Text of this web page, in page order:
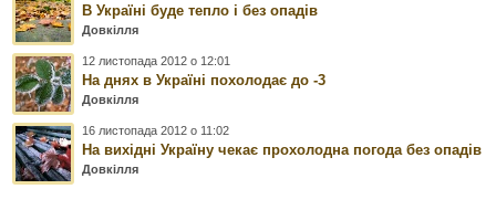
В Україні буде тепло і без опадів
Довкілля
12 листопада 2012 о 12:01
На днях в Україні похолодає до -3
Довкілля
16 листопада 2012 о 11:02
На вихідні Україну чекає прохолодна погода без опадів
Довкілля